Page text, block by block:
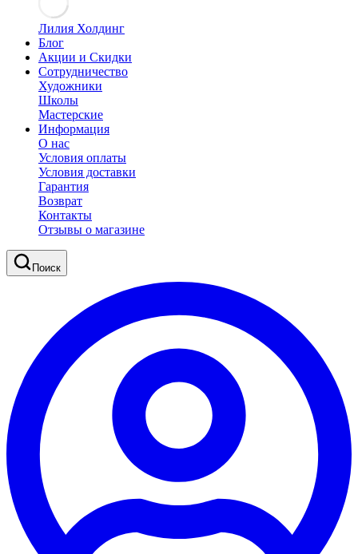
Лилия Холдинг
Блог
Акции и Скидки
Сотрудничество
Художники
Школы
Мастерские
Информация
О нас
Условия оплаты
Условия доставки
Гарантия
Возврат
Контакты
Отзывы о магазине
Поиск